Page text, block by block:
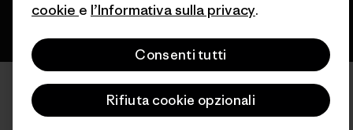
cookie e l’Informativa sulla privacy.
Consenti tutti
Rifiuta cookie opzionali